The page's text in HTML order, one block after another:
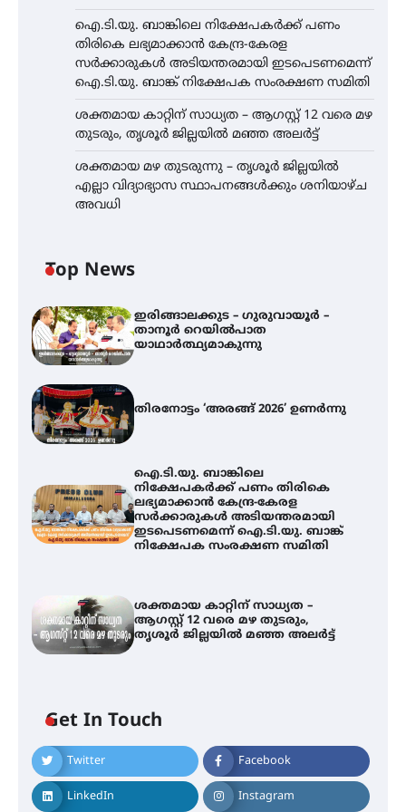
ഐ.ടി.യു. ബാങ്കിലെ നിക്ഷേപകർക്ക് പണം
തിരികെ ലഭ്യമാക്കാൻ കേന്ദ്ര-കേരള
സർക്കാരുകൾ അടിയന്തരമായി ഇടപെടണമെന്ന്
ഐ.ടി.യു. ബാങ്ക് നിക്ഷേപക സംരക്ഷണ സമിതി
ശക്തമായ കാറ്റിന് സാധ്യത – ആഗസ്റ്റ് 12 വരെ മഴ
തുടരും, തൃശൂർ ജില്ലയിൽ മഞ്ഞ അലർട്ട്
ശക്തമായ മഴ തുടരുന്നു – തൃശൂർ ജില്ലയിൽ
എല്ലാ വിദ്യാഭ്യാസ സ്ഥാപനങ്ങൾക്കും ശനിയാഴ്ച
അവധി
Top News
ഇരിങ്ങാലക്കുട – ഗുരുവായൂർ –
താനൂർ റെയിൽപാത
യാഥാർത്ഥ്യമാകുന്നു
തിരനോട്ടം ‘അരങ്ങ് 2026’ ഉണർന്നു
ഐ.ടി.യു. ബാങ്കിലെ
നിക്ഷേപകർക്ക് പണം തിരികെ
ലഭ്യമാക്കാൻ കേന്ദ്ര-കേരള
സർക്കാരുകൾ അടിയന്തരമായി
ഇടപെടണമെന്ന് ഐ.ടി.യു. ബാങ്ക്
നിക്ഷേപക സംരക്ഷണ സമിതി
ശക്തമായ കാറ്റിന് സാധ്യത –
ആഗസ്റ്റ് 12 വരെ മഴ തുടരും,
തൃശൂർ ജില്ലയിൽ മഞ്ഞ അലർട്ട്
Get In Touch
Twitter Facebook
LinkedIn Instagram
നിക്ഷേപകർക്ക് പണം തിരികെ
ലഭ്യമാക്കാൻ കേന്ദ്ര-കേരള
സർക്കാരുകൾ അടിയന്തരമായി
ഇടപെടണമെന്ന് ഐ.ടി.യു. ബാങ്ക്
നിക്ഷേപക സംരക്ഷണ സമിതി